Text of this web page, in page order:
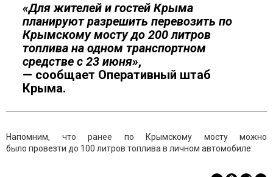
«Для жителей и гостей Крыма
планируют разрешить перевозить по
Крымскому мосту до 200 литров
топлива на одном транспортном
средстве с 23 июня»,
— сообщает Оперативный штаб
Крыма.
Напомним, что ранее по Крымскому мосту можно
было провезти до 100 литров топлива в личном автомобиле.